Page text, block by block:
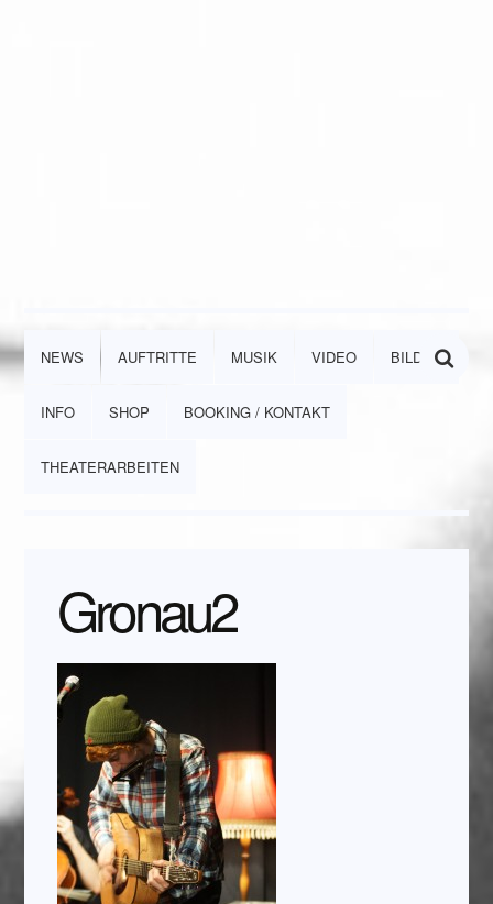
NEWS AUFTRITTE MUSIK VIDEO BILDER
INFO SHOP BOOKING / KONTAKT
THEATERARBEITEN
Gronau2